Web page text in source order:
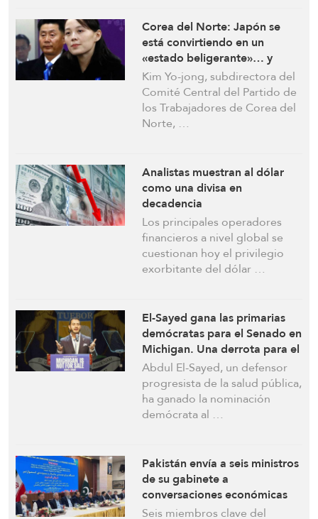
Corea del Norte: Japón se
está convirtiendo en un
«estado beligerante»… y
añadiremos opciones militares
para responder
Kim Yo-jong, subdirectora del
Comité Central del Partido de
los Trabajadores de Corea del
Norte, …
Analistas muestran al dólar
como una divisa en
decadencia
Los principales operadores
financieros a nivel global se
cuestionan hoy el privilegio
exorbitante del dólar …
El-Sayed gana las primarias
demócratas para el Senado en
Michigan. Una derrota para el
AIPAC
Abdul El-Sayed, un defensor
progresista de la salud pública,
ha ganado la nominación
demócrata al …
Pakistán envía a seis ministros
de su gabinete a
conversaciones económicas
estratégicas con Irán
Seis miembros clave del